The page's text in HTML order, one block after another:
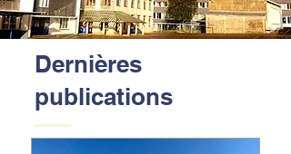
Dernières
publications